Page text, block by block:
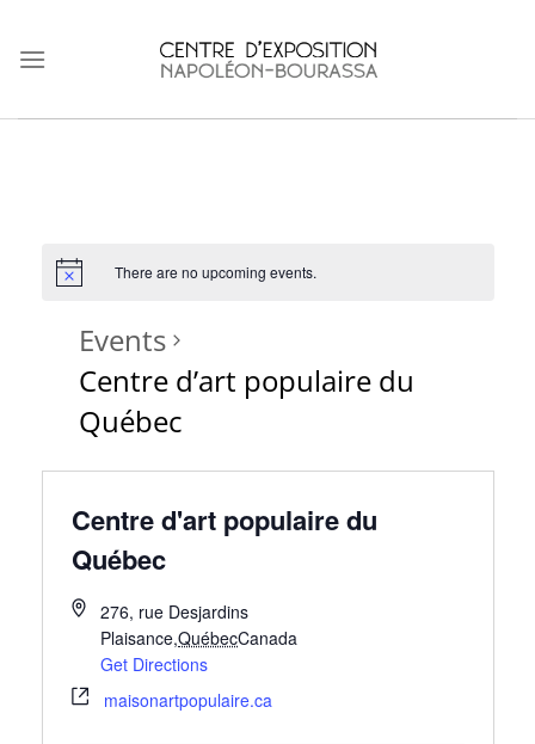
content
There are no upcoming events.
Events
Centre d’art populaire du
Québec
Centre d'art populaire du
Québec
276, rue Desjardins
Plaisance,QuébecCanada
Get Directions
maisonartpopulaire.ca